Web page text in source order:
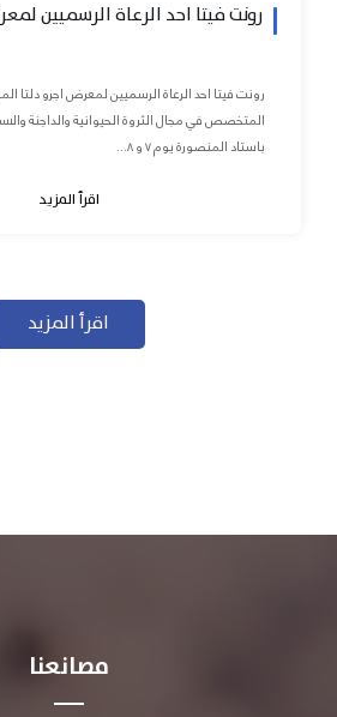
رونت فيتا احد الرعاة الرسميين
رونت فيتا احد الرعاة الرسميين لمعرض اجرو دلتا
المتخصص في مجال الثروة الحيوانية والداجنة
باستاد المنصورة يوم ٧ و ٨...
اقرأ المزيد
اقرأ المزيد
مصانعنا